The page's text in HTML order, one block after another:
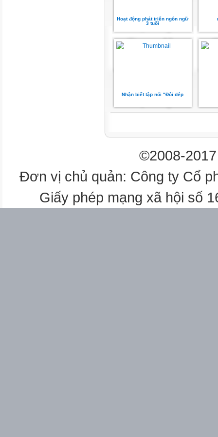
Hoạt động phát triển ngôn ngữ
3 tuổi
Nhận biết tập nói "Đôi dép
©2008-
Đơn vị chủ quản: Công ty Cổ
Giấy phép mạng xã hội số